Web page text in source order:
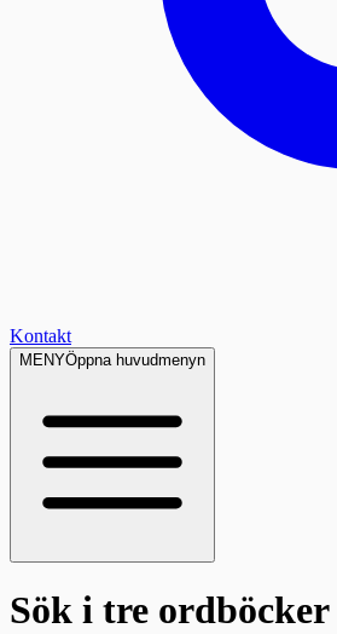
Kontakt
MENYÖppna huvudmenyn
Sök i tre ordböcker